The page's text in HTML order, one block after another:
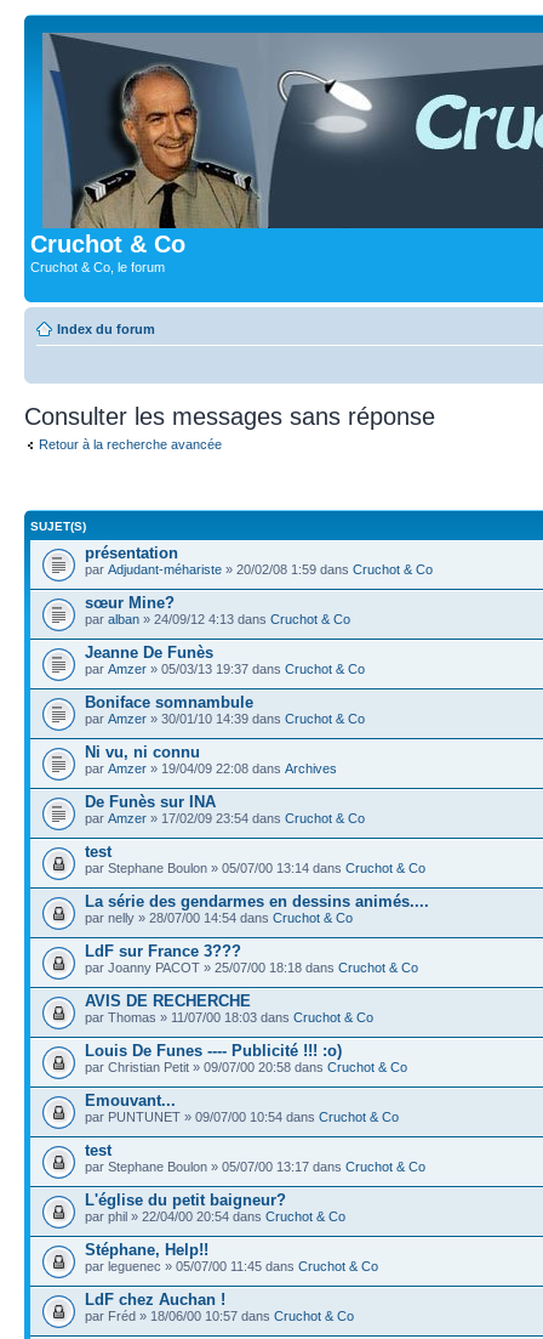
Cruchot & Co
Cruchot & Co, le forum
Index du forum
Consulter les messages sans réponse
Retour à la recherche avancée
SUJET(S)
présentation
par Adjudant-méhariste » 20/02/08 1:59 dans Cruchot & Co
sœur Mine?
par alban » 24/09/12 4:13 dans Cruchot & Co
Jeanne De Funès
par Amzer » 05/03/13 19:37 dans Cruchot & Co
Boniface somnambule
par Amzer » 30/01/10 14:39 dans Cruchot & Co
Ni vu, ni connu
par Amzer » 19/04/09 22:08 dans Archives
De Funès sur INA
par Amzer » 17/02/09 23:54 dans Cruchot & Co
test
par Stephane Boulon » 05/07/00 13:14 dans Cruchot & Co
La série des gendarmes en dessins animés....
par nelly » 28/07/00 14:54 dans Cruchot & Co
LdF sur France 3???
par Joanny PACOT » 25/07/00 18:18 dans Cruchot & Co
AVIS DE RECHERCHE
par Thomas » 11/07/00 18:03 dans Cruchot & Co
Louis De Funes ---- Publicité !!! :o)
par Christian Petit » 09/07/00 20:58 dans Cruchot & Co
Emouvant...
par PUNTUNET » 09/07/00 10:54 dans Cruchot & Co
test
par Stephane Boulon » 05/07/00 13:17 dans Cruchot & Co
L'église du petit baigneur?
par phil » 22/04/00 20:54 dans Cruchot & Co
Stéphane, Help!!
par leguenec » 05/07/00 11:45 dans Cruchot & Co
LdF chez Auchan !
par Fréd » 18/06/00 10:57 dans Cruchot & Co